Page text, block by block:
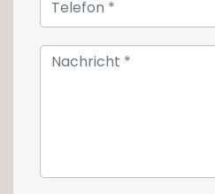
Schlafzimmer, eines